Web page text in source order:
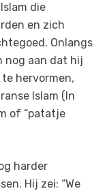
die
en zich
Onlangs
nog aan dat hij
hervormen,
Islam (In
of “patatje
harder
Hij zei: “We